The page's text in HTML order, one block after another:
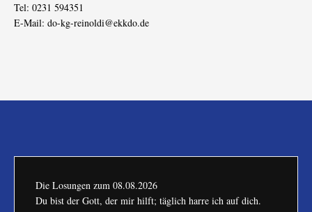
Tel: 0231 594351
E-Mail: do-kg-reinoldi@ekkdo.de
Die Losungen zum 08.08.2026
Du bist der Gott, der mir hilft; täglich harre ich auf dich.